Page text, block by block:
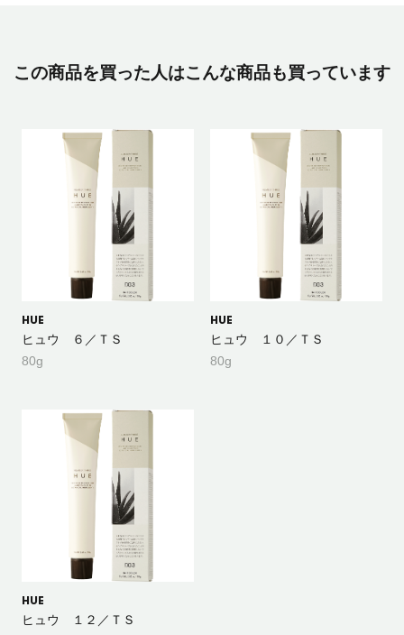
この商品を買った人はこんな商品も買っています
HUE
ヒュウ ６／ＴＳ
80g
HUE
ヒュウ １０／ＴＳ
80g
HUE
ヒュウ １２／ＴＳ